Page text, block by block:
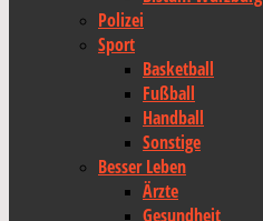
Polizei
Sport
Basketball
Fußball
Handball
Sonstige
Besser Leben
Ärzte
Gesundheit